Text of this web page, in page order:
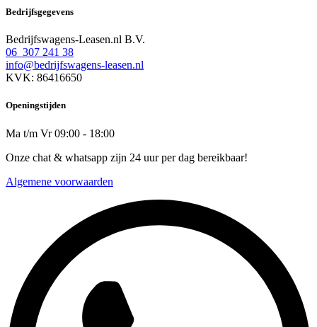
Bedrijfsgegevens
Bedrijfswagens-Leasen.nl B.V.
06 307 241 38
info@bedrijfswagens-leasen.nl
KVK: 86416650
Openingstijden
Ma t/m Vr 09:00 - 18:00
Onze chat & whatsapp zijn 24 uur per dag bereikbaar!
Algemene voorwaarden